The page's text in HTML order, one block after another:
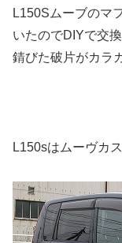
L150Sムーブのマ
いたのでDIYで交
錆びた破片がカラ
L150sはムーヴカ